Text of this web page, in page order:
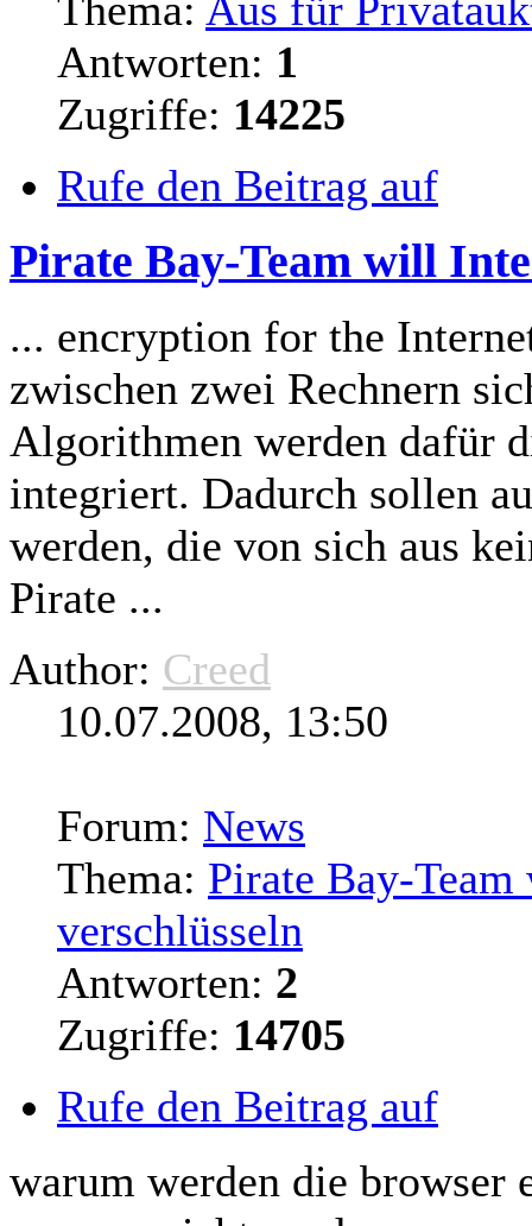
Antworten: 1
Zugriffe: 14225
Rufe den Beitrag auf
Pirate Bay-Team will
... encryption for the
zwischen zwei Rechnern
Algorithmen werden dafür
integriert. Dadurch sollen
werden, die von sich aus
Pirate ...
Author: Creed
10.07.2008, 13:50
Forum: News
Thema: Pirate Bay-
verschlüsseln
Antworten: 2
Zugriffe: 14705
Rufe den Beitrag auf
warum werden die browser